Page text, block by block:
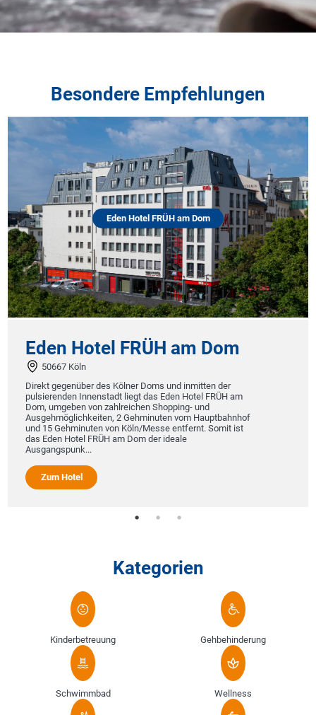
Besondere Empfehlungen
Eden Hotel FRÜH am Dom
FRÜH am Dom
Kölner Doms und inmitten der
liegt das Eden Hotel FRÜH am
zahlreichen Shopping- und
2 Gehminuten vom Hauptbahnhof
von Köln/Messe entfernt. Somit ist
am Dom der ideale
Hotel
im Wander- und
Wellnessbereich,
lieben die
Kategorien
Kinderbetreuung Gehbehinderung
Schwimmbad Wellness